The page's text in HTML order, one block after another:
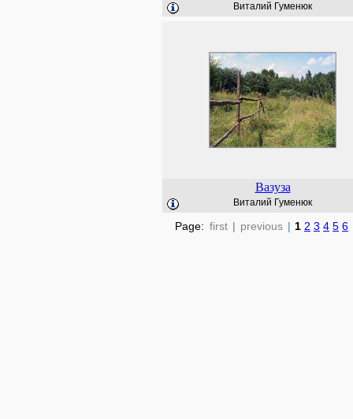
Виталий Гуменюк
Вазуза
Виталий Гуменюк
Page: first | previous | 1 2 3 4 5 6